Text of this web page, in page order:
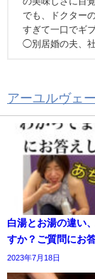
でも、ドクター
すぎて一口でギブ
◯別居婚の夫、
アーユルヴェ
白湯とお湯の違い
すか？ご質問にお
2023年7月18日